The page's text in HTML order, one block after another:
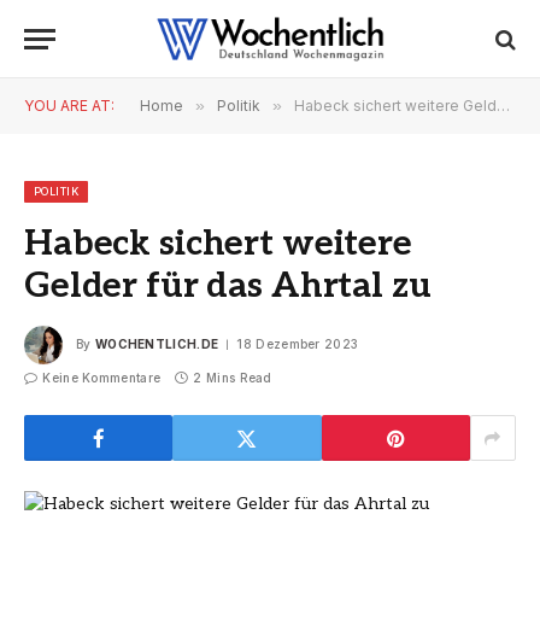
YOU ARE AT: Home » Politik » Habeck sichert weitere Gelder für das Ahrtal zu
POLITIK
Habeck sichert weitere
Gelder für das Ahrtal zu
By WOCHENTLICH.DE 18 Dezember 2023
Keine Kommentare 2 Mins Read